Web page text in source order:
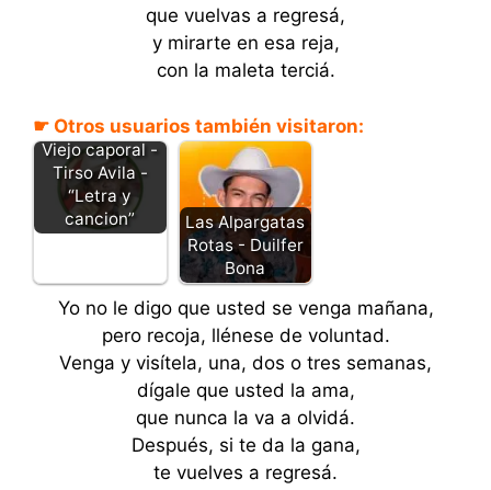
que vuelvas a regresá,
y mirarte en esa reja,
con la maleta terciá.
☛ Otros usuarios también visitaron:
Viejo caporal -
Tirso Avila -
“Letra y
cancion”
Las Alpargatas
Rotas - Duilfer
Bona
Yo no le digo que usted se venga mañana,
pero recoja, llénese de voluntad.
Venga y visítela, una, dos o tres semanas,
dígale que usted la ama,
que nunca la va a olvidá.
Después, si te da la gana,
te vuelves a regresá.